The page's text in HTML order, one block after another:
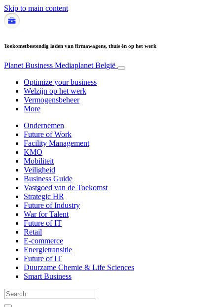
Skip to main content
Toekomstbestendig laden van firmawagens, thuis én op het werk
Planet Business Mediaplanet België
Optimize your business
Welzijn op het werk
Vermogensbeheer
More
Ondernemen
Future of Work
Facility Management
KMO
Mobiliteit
Veiligheid
Business Guide
Vastgoed van de Toekomst
Strategic HR
Future of Industry
War for Talent
Future of IT
Retail
E-commerce
Energietransitie
Future of IT
Duurzame Chemie & Life Sciences
Smart Business